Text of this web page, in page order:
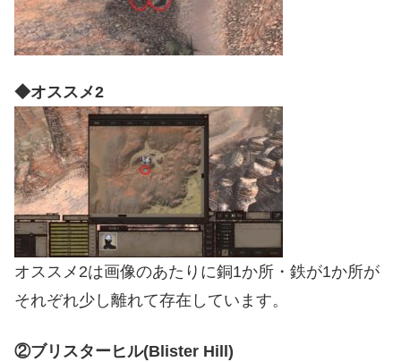
◆オススメ2
オススメ2は画像のあたりに銅1か所・鉄が1か所が
それぞれ少し離れて存在しています。
②ブリスターヒル(Blister Hill)